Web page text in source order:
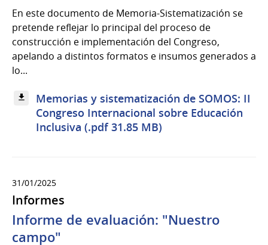
En este documento de Memoria-Sistematización se
pretende reflejar lo principal del proceso de
construcción e implementación del Congreso,
apelando a distintos formatos e insumos generados a
lo...
Memorias y sistematización de SOMOS: II
Congreso Internacional sobre Educación
Inclusiva (.pdf 31.85 MB)
31/01/2025
Informes
Informe de evaluación: "Nuestro
campo"